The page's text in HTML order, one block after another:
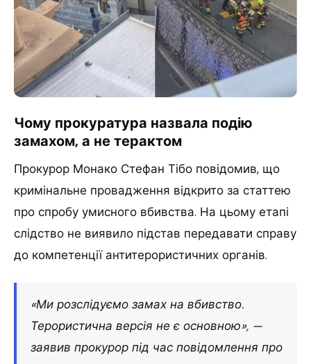
Чому прокуратура назвала подію
замахом, а не терактом
Прокурор Монако Стефан Тібо повідомив, що
кримінальне провадження відкрито за статтею
про спробу умисного вбивства. На цьому етапі
слідство не виявило підстав передавати справу
до компетенції антитерористичних органів.
«Ми розслідуємо замах на вбивство.
Терористична версія не є основною», —
заявив прокурор під час повідомлення про